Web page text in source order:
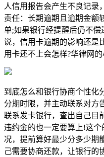
人信用报告会产生不良记录
责任：长期逾期且逾期金额
单;如果银行经提醒后仍不
说，信用卡逾期的影响还是
用卡还不上会怎样?华律网
到底怎么和银行协商个性化
分期时限，并主动联系对方
联系发卡银行，查出自己目
违约金的也一定要算上!这
况，提前算好最少分多少期
己需要协商还款，让银行的